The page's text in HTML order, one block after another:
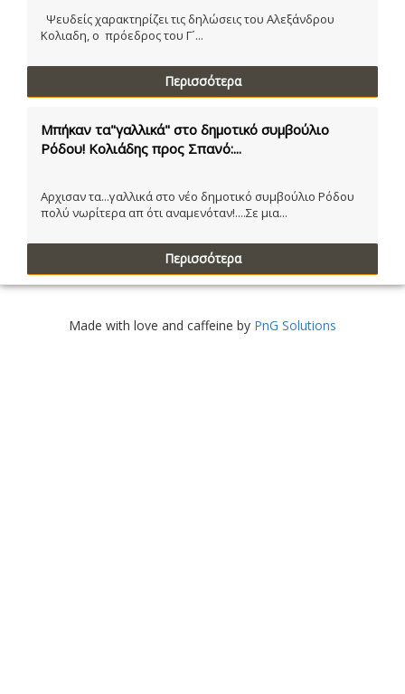
Ψευδείς χαρακτηρίζει τις δηλώσεις του Αλεξάνδρου
Κολιαδη, ο πρόεδρος του Γ´...
Περισσότερα
Μπήκαν τα"γαλλικά" στο δημοτικό συμβούλιο
Ρόδου! Κολιάδης προς Σπανό:...
Αρχισαν τα...γαλλικά στο νέο δημοτικό συμβούλιο Ρόδου
πολύ νωρίτερα απ ότι αναμενόταν!....Σε μια...
Περισσότερα
Made with love and caffeine by PnG Solutions